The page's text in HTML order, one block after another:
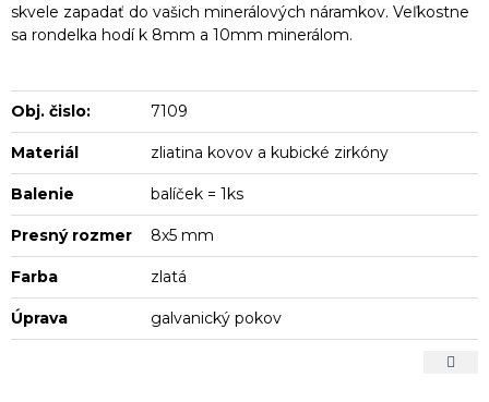
skvele zapadať do vašich minerálových náramkov. Veľkostne
sa rondelka hodí k 8mm a 10mm minerálom.
Obj. čislo: 7109
Materiál zliatina kovov a kubické zirkóny
Balenie balíček = 1ks
Presný rozmer 8x5 mm
Farba zlatá
Úprava galvanický pokov